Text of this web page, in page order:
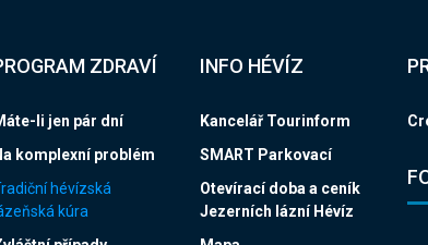
ZDRAVÍ
li jen pár dní
komplexní problém
hévízská
kúra
INFO HÉVÍZ
Kancelář Tourinform
SMART Parkovací
Otevírací doba a ceník
Jezerních lázní Hévíz